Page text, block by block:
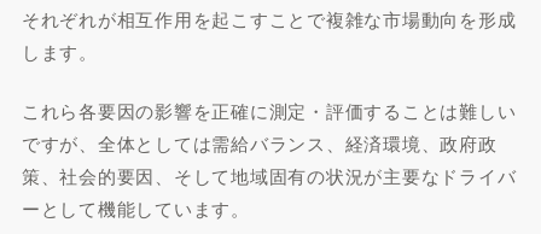
それぞれが相互作用を起こすことで複雑な市場動向を形成
します。
これら各要因の影響を正確に測定・評価することは難しい
ですが、全体としては需給バランス、経済環境、政府政
策、社会的要因、そして地域固有の状況が主要なドライバ
ーとして機能しています。